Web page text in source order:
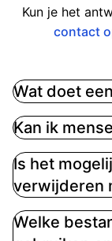
Kun je het
contact
Wat doet
Een Imgkits
afbeeldingen
elementen te
verwijderen.
versie van je
drukken!
Kan ik
Is het
verwijderen
Welke